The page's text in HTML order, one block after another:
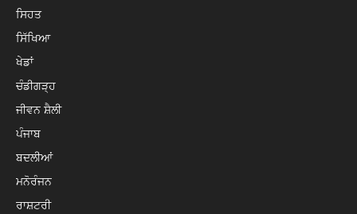
ਸਿਹਤ
ਸਿੱਖਿਆ
ਖੇਡਾਂ
ਚੰਡੀਗੜ੍ਹ
ਜੀਵਨ ਸ਼ੈਲੀ
ਪੰਜਾਬ
ਬਦਲੀਆਂ
ਮਨੋਰੰਜਨ
ਰਾਸ਼ਟਰੀ